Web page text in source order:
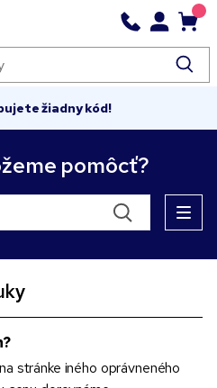
žiadny kód!
pomôcť?
stránke iného oprávneného